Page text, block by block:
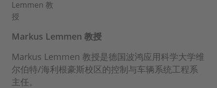
Markus Lemmen 教授
Markus Lemmen 教授是德国波鸿应用科学大学维
尔伯特/海利根豪斯校区的控制与车辆系统工程系
主任。